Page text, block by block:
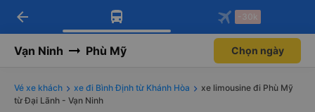
Tải app Vexere ngay!
Nhận ưu đãi thành viên độc
Mở app
Tải app Vexere
-30k/ghế khi đặt vé máy bay qua
Mở app
arrow_back -30k
Vạn Ninh Phù Mỹ Chọn ngày
Vé xe khách xe đi Bình Định từ Khánh Hòa
xe limousine đi Phù Mỹ
từ Đại Lãnh - Vạn Ninh